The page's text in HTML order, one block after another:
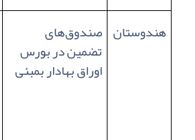
هندوستان صندوق‌های
تضمین در بورس
اوراق بهادار بمبئی